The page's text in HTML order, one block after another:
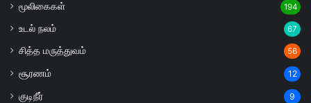
மூலிகைகள் 194
உடல் நலம் 67
சித்த மருத்துவம் 56
சூரணம் 12
குடிநீர் 9